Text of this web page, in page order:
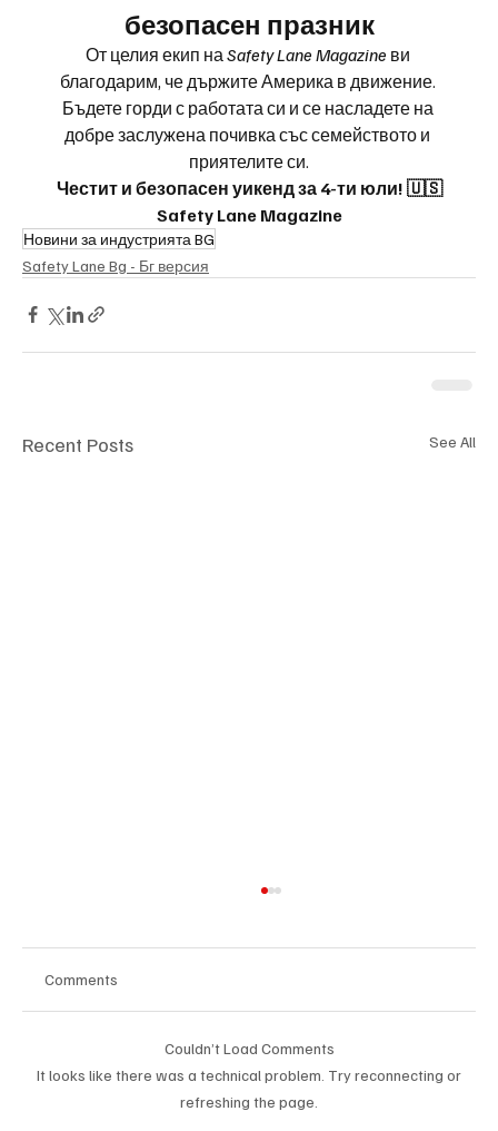
безопасен празник
От целия екип на Safety Lane Magazine ви
благодарим, че държите Америка в движение.
Бъдете горди с работата си и се насладете на
добре заслужена почивка със семейството и
приятелите си.
Честит и безопасен уикенд за 4-ти юли! 🇺🇸
Safety Lane Magazine
Новини за индустрията BG
Safety Lane Bg - Бг версия
Recent Posts See All
Comments
Couldn’t Load Comments
It looks like there was a technical problem. Try reconnecting or
refreshing the page.